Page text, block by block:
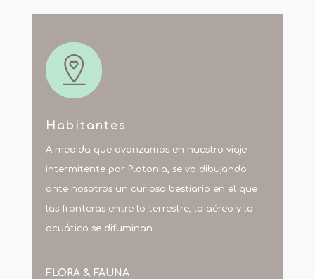
Habitantes
A medida que avanzamos en nuestro viaje
intermitente por Platonia, se va dibujando
ante nosotros un curioso bestiario en el que
las fronteras entre lo terrestre, lo aéreo y lo
acuático se difuminan
FLORA & FAUNA